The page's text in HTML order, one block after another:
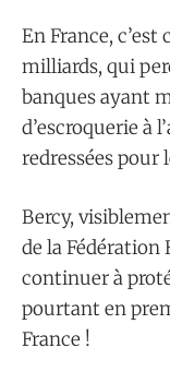
En France,
milliards, qui
banques ayant
d’escroquerie à
redressées pour
Bercy,
de la Fédération
continuer à
pourtant en
France !